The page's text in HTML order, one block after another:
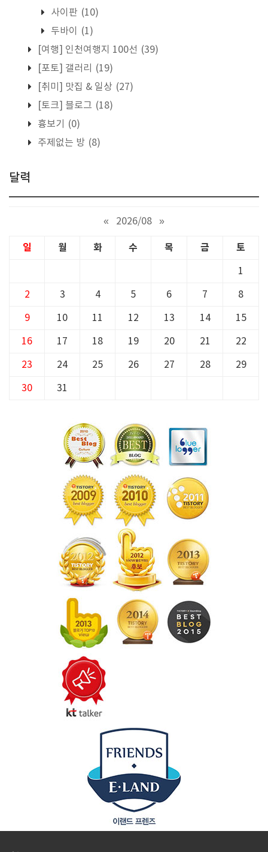
사이판 (10)
두바이
(1)
[여행] 인천여행지 100선 (39)
[포토] 갤러리
(19)
[취미] 맛집 & 일상 (27)
[토크] 블로그 (18)
흉보기
(0)
주제없는 방 (8)
달력
« 2026/08 »
일 월 화 수 목 금 토
1
2 3 4 5 6 7 8
9 10 11 12 13 14 15
16 17 18 19 20 21 22
23 24 25 26 27 28 29
30 31